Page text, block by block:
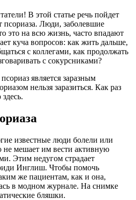
В этой статье речь пойдет
псориаза. Люди, заболевшие
это на всю жизнь, часто впадают
куча вопросов: как жить дальше,
с коллегами, как продолжать
с сокурсниками?
является заразным
нельзя заразиться. Как раз
известные люди болели или
не мешает им вести активную
Этим недугом страдает
Инглиш. Чтобы помочь
же пациентам, как и она,
в модном журнале. На снимке
бляшки.